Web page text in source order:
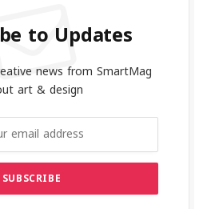
to Updates
news from SmartMag
art & design.